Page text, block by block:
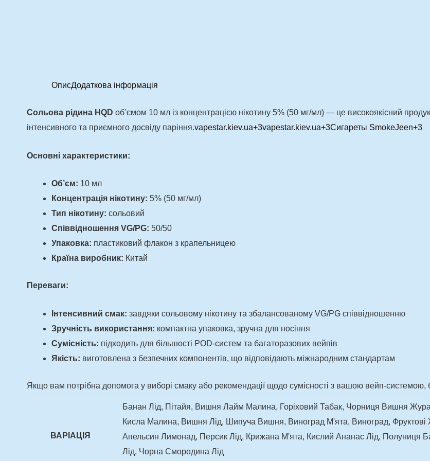
ОписДодаткова інформація
Сольова рідина HQD об’ємом 10 мл із концентрацією нікотину 5% (50 мг/мл) — це високоякісний
інтенсивного та приємного досвіду паріння.vapestar.kiev.ua+3vapestar.kiev.ua+3Сигареты SmokeJeen+3
Основні характеристики:
Об’єм: 10 мл
​Концентрація нікотину: 5% (50 мг/мл)
Тип нікотину: сольовий
Співвідношення VG/PG: 50/50
Упаковка: пластиковий флакон з крапельницею
Країна виробник: Китай
Переваги:
Інтенсивний смак: завдяки сольовому нікотину та збалансованому VG/PG співвідношенню
Зручність використання: компактна упаковка, зручна для носіння
Сумісність: підходить для більшості POD-систем та багаторазових вейпів
Якість: виготовлена з безпечних компонентів, що відповідають міжнародним стандартам
Якщо вам потрібна допомога у виборі смаку або рекомендації щодо сумісності з вашою вейп-системою,
ВАРІАЦІЯ
Банан Лід, Пітайя, Вишня Лайм Малина, Горіховий Табак, Чорниця Вишня
Кисла Малина, Вишня Лід, Шипуча Вишня, Виноград М'ята, Виноград,
Апельсин Лимонад, Персик Лід, Крижана М'ята, Кислий Ананас Лід, Полуниця
Лід, Чорна Смородина Лід